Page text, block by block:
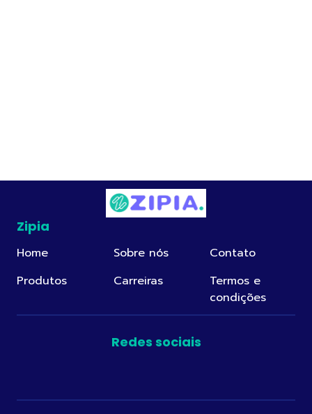
Zipia
Home Sobre nós
Contato
Produtos
Carreiras
Termos e
condições
Redes sociais